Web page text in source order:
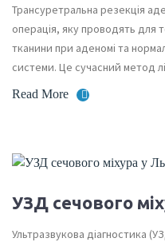
Трансуретральна резекція
операція, яку проводять для
тканини при аденомі та
системи. Це сучасний метод
Read More
УЗД сечового
Ультразвукова діагностика